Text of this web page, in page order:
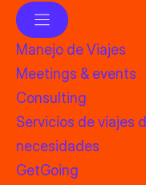
Manejo de Viajes
Meetings & events
Consulting
Servicios de viajes
necesidades
GetGoing